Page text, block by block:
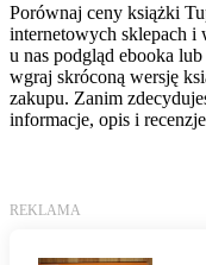
Porównaj ceny książki
internetowych sklepach i
u nas podgląd ebooka
wgraj skróconą wersję
zakupu. Zanim
informacje, opis i